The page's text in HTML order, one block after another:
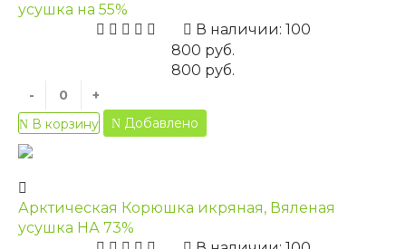
усушка на 55%
В наличии: 100
800 руб.
800 руб.
-
+
В корзину
Добавлено
Арктическая Корюшка икряная, Вяленая
усушка НА 73%